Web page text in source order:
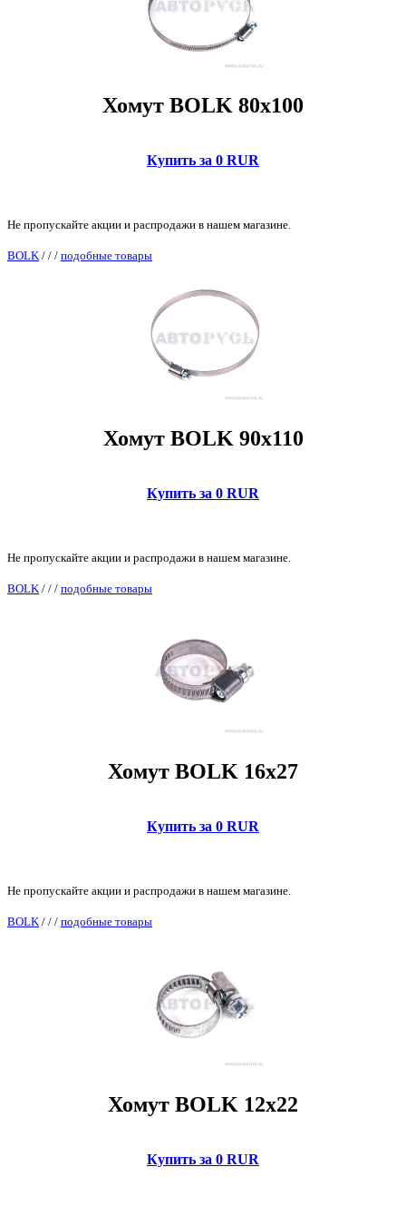
Хомут BOLK 80x100
Купить за 0 RUR
Не пропускайте акции и распродажи в нашем магазине.
BOLK / / / подобные товары
Хомут BOLK 90x110
Купить за 0 RUR
Не пропускайте акции и распродажи в нашем магазине.
BOLK / / / подобные товары
Хомут BOLK 16x27
Купить за 0 RUR
Не пропускайте акции и распродажи в нашем магазине.
BOLK / / / подобные товары
Хомут BOLK 12x22
Купить за 0 RUR